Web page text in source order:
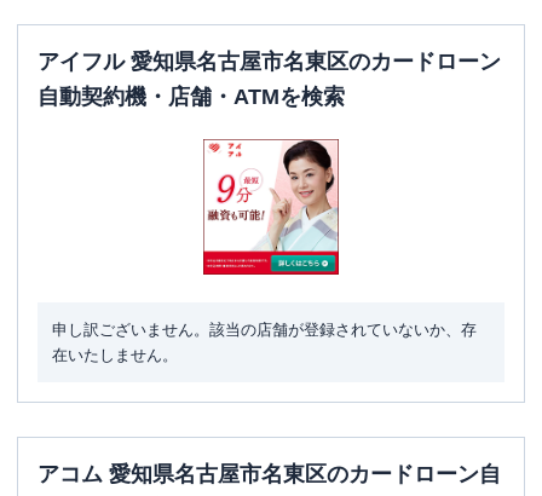
アイフル 愛知県名古屋市名東区のカードローン
自動契約機・店舗・ATMを検索
申し訳ございません。該当の店舗が登録されていないか、存
在いたしません。
アコム 愛知県名古屋市名東区のカードローン自